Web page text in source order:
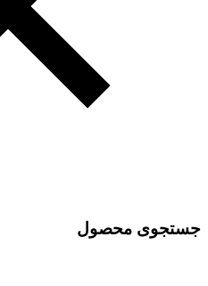
جستجوی محصول